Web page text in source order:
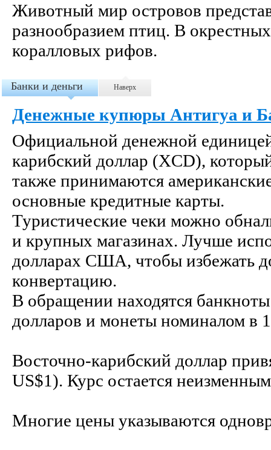
Животный мир островов
разнообразием птиц. В
коралловых рифов.
Банки и деньги Наверх
Денежные купюры Антигуа и
Официальной денежной
карибский доллар (XCD),
также принимаются
основные кредитные карты.
Туристические чеки можно
и крупных магазинах. Лучше
долларах США, чтобы избежать
конвертацию.
В обращении находятся
долларов и монеты номиналом в
Восточно-карибский доллар
US$1). Курс остается
Многие цены указываются